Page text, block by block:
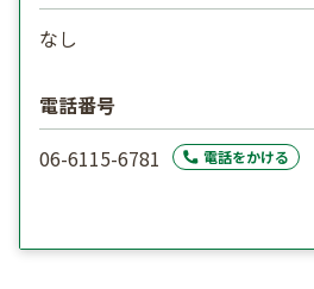
なし
電話番号
06-6115-6781
電話をかける